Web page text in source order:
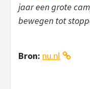
jaar een grote
bewegen tot
Bron: nu.nl